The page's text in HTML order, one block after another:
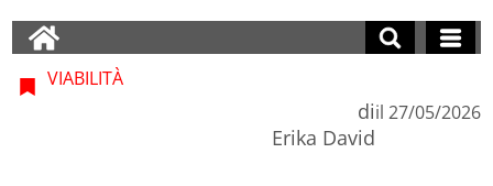
VIABILITÀ
di
Erika David
il 27/05/2026